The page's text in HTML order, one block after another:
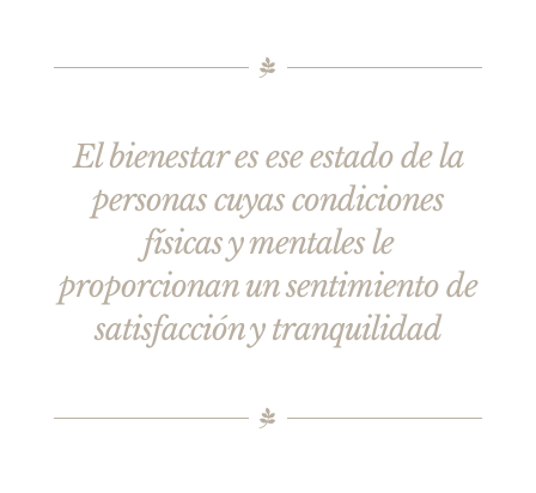
El bienestar es ese estado de la
personas cuyas condiciones
físicas y mentales le
proporcionan un sentimiento de
satisfacción y tranquilidad